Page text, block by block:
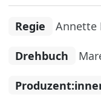
Regie Annette
Drehbuch